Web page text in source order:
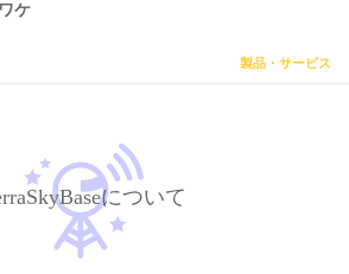
ケ
製品・サービス
について